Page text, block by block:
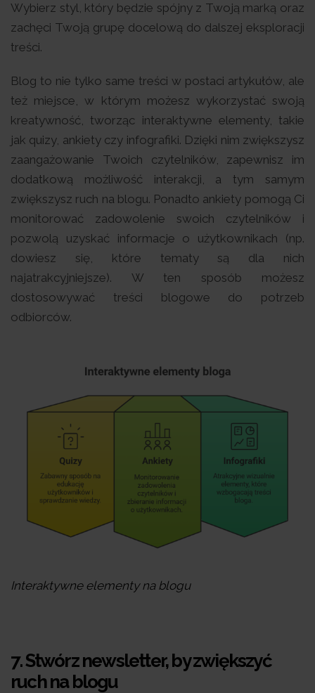
Wybierz styl, który będzie spójny z Twoją marką oraz
zachęci Twoją grupę docelową do dalszej eksploracji
treści.
Blog to nie tylko same treści w postaci artykułów, ale
też miejsce, w którym możesz wykorzystać swoją
kreatywność, tworząc interaktywne elementy, takie
jak quizy, ankiety czy infografiki. Dzięki nim zwiększysz
zaangażowanie Twoich czytelników, zapewnisz im
dodatkową możliwość interakcji, a tym samym
zwiększysz ruch na blogu. Ponadto ankiety pomogą Ci
monitorować zadowolenie swoich czytelników i
pozwolą uzyskać informacje o użytkownikach (np.
dowiesz się, które tematy są dla nich
najatrakcyjniejsze). W ten sposób możesz
dostosowywać treści blogowe do potrzeb
odbiorców.
Interaktywne elementy na blogu
7. Stwórz newsletter, by zwiększyć
ruch na blogu